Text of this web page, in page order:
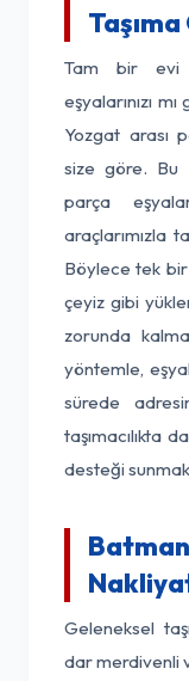
Tam bir evi
eşyalarınızı
Yozgat arası
size göre. Bu
parça
araçlarımızla
Böylece tek bir
çeyiz gibi
zorunda
yöntemle,
sürede
taşımacılıkta
desteği
Geleneksel
dar merdivenli